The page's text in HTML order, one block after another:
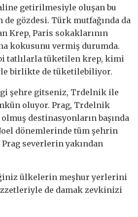
getirilmesiyle oluşan bu
gözdesi. Türk mutfağında da
Krep, Paris sokaklarının
kokusunu vermiş durumda.
tatlılarla tüketilen krep, kimi
birlikte de tüketilebiliyor.
şehre gitseniz, Trdelnik ile
oluyor. Prag, Trdelnik
destinasyonların başında
dönemlerinde tüm şehrin
severlerin yakından
ülkelerin meşhur yerlerini
de damak zevkinizi